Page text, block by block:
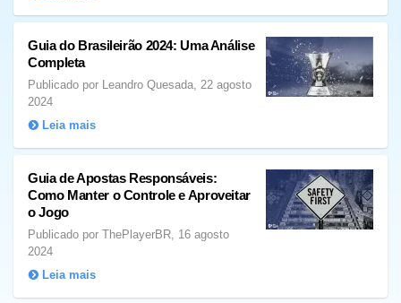
Guia do Brasileirão 2024: Uma Análise
Completa
Publicado por Leandro Quesada, 22 agosto
2024
Leia mais
Guia de Apostas Responsáveis:
Como Manter o Controle e Aproveitar
o Jogo
Publicado por ThePlayerBR, 16 agosto
2024
Leia mais